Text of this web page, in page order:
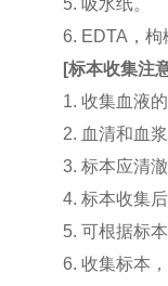
5. 吸水纸。
6. EDTA，
[标本收集注
1. 收集血液
2. 血清和血
3. 标本应清
4. 标本收集
5. 可根据标
6. 收集标本